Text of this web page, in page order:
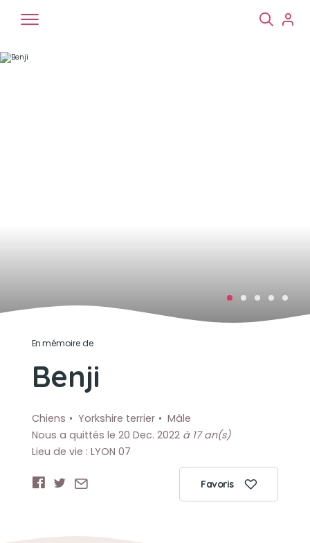
En mémoire de
Benji
Chiens Yorkshire terrier
Mâle
Nous a quittés le 20 Dec. 2022 à 17 an(s)
Lieu de vie : LYON 07
Favoris